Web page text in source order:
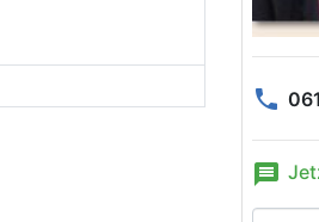
phone
message